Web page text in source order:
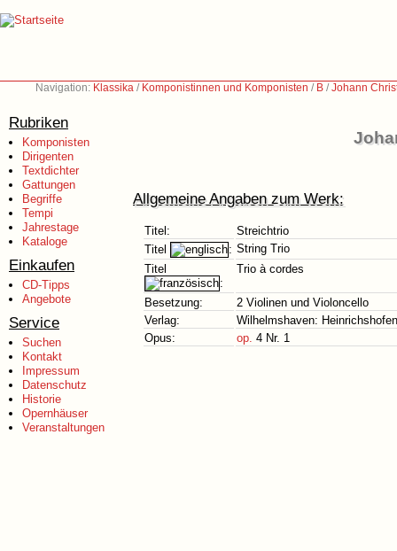
Navigation: Klassika / Komponistinnen und Komponisten / B /Johann
Rubriken
Komponisten
Dirigenten
Textdichter
Gattungen
Begriffe
Tempi
Jahrestage
Kataloge
Einkaufen
CD-Tipps
Angebote
Service
Suchen
Kontakt
Impressum
Datenschutz
Historie
Opernhäuser
Veranstaltungen
Allgemeine Angaben zum Werk:
Titel:
Streichtrio
Titel
: String Trio
Titel
:
Trio à cordes
Besetzung:
2 Violinen und Violoncello
Verlag:
Wilhelmshaven:
Opus:
op. 4 Nr. 1